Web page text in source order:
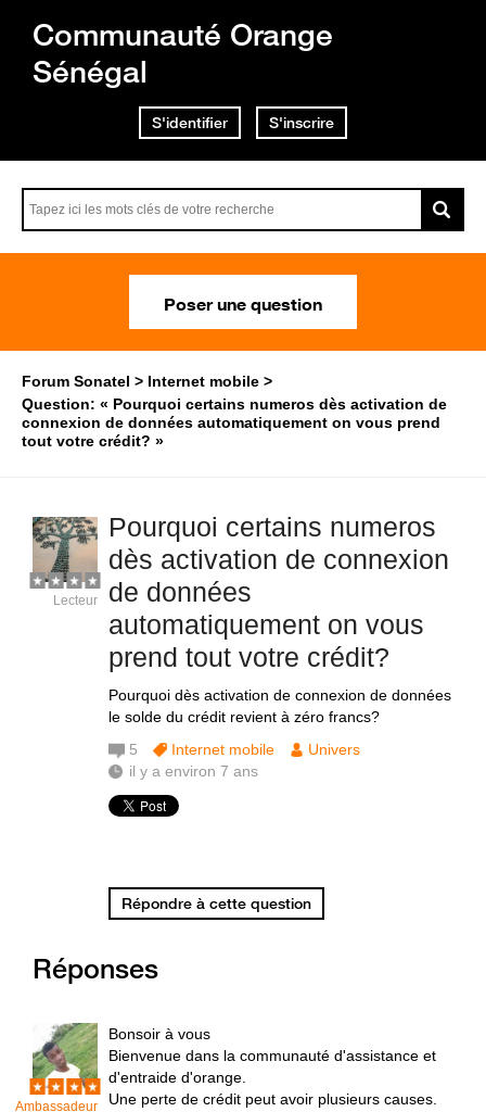
Communauté Orange
Sénégal
S'identifier S'inscrire
Poser une question
Forum Sonatel
Internet mobile
Question: « Pourquoi certains numeros dès activation de
connexion de données automatiquement on vous prend
tout votre crédit? »
Pourquoi certains numeros
dès activation de connexion
de données
automatiquement on vous
prend tout votre crédit?
Pourquoi dès activation de connexion de données
le solde du crédit revient à zéro francs?
Lecteur
5 Internet mobile
Univers
il y a environ 7 ans
Répondre à cette question
Réponses
Ambassadeur
Bonsoir à vous
Bienvenue dans la communauté d'assistance et
d'entraide d'orange.
Une perte de crédit peut avoir plusieurs causes.